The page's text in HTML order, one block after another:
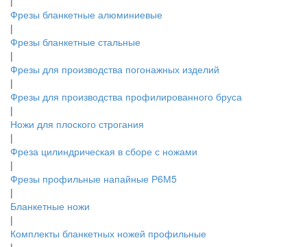
Фрезы бланкетные алюминиевые
|
Фрезы бланкетные стальные
|
Фрезы для производства погонажных изделий
|
Фрезы для производства профилированного бруса
|
Ножи для плоского строгания
|
Фреза цилиндрическая в сборе с ножами
|
Фрезы профильные напайные Р6М5
|
Бланкетные ножи
|
Комплекты бланкетных ножей профильные